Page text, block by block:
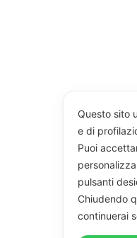
Questo sito
e di
Puoi
pulsanti
Chiudendo
continuerai